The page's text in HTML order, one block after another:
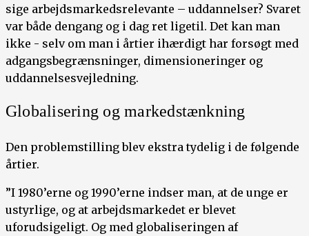
sige arbejdsmarkedsrelevante – uddannelser? Svaret
var både dengang og i dag ret ligetil. Det kan man
ikke - selv om man i årtier ihærdigt har forsøgt med
adgangsbegrænsninger, dimensioneringer og
uddannelsesvejledning.
Globalisering og markedstænkning
Den problemstilling blev ekstra tydelig i de følgende
årtier.
”I 1980’erne og 1990’erne indser man, at de unge er
ustyrlige, og at arbejdsmarkedet er blevet
uforudsigeligt. Og med globaliseringen af